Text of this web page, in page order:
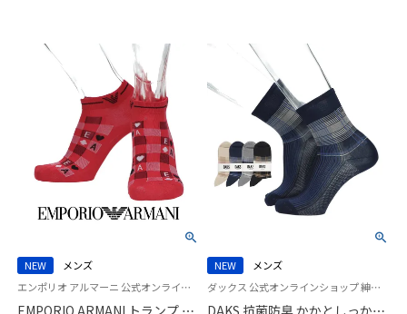
NEW
メンズ
エンポリオ アルマーニ 公式オンラインショップ 紳士 靴下
EMPORIO ARMANI トランプ EA
NEW
メンズ
ダックス 公式オンラインショップ 紳士 靴下
DAKS 抗菌防臭 かかとしっかり